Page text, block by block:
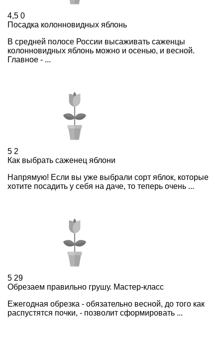
4,5 0
Посадка колонновидных яблонь
В средней полосе России высаживать саженцы
колонновидных яблонь можно и осенью, и весной.
Главное - ...
5 2
Как выбрать саженец яблони
Напрямую! Если вы уже выбрали сорт яблок, которые
хотите посадить у себя на даче, то теперь очень ...
5 29
Обрезаем правильно грушу. Мастер-класс
Ежегодная обрезка - обязательно весной, до того как
распустятся почки, - позволит сформировать ...